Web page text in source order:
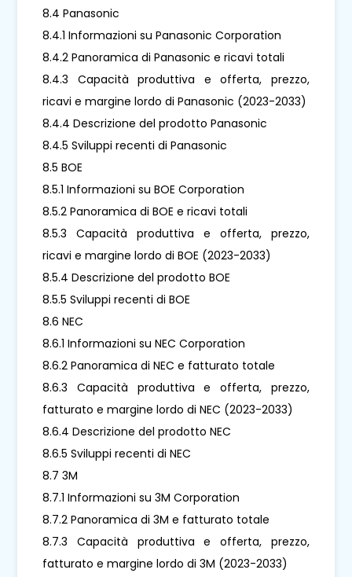
8.4 Panasonic
8.4.1 Informazioni su Panasonic Corporation
8.4.2 Panoramica di Panasonic e ricavi totali
8.4.3 Capacità produttiva e offerta, prezzo,
ricavi e margine lordo di Panasonic (2023-2033)
8.4.4 Descrizione del prodotto Panasonic
8.4.5 Sviluppi recenti di Panasonic
8.5 BOE
8.5.1 Informazioni su BOE Corporation
8.5.2 Panoramica di BOE e ricavi totali
8.5.3 Capacità produttiva e offerta, prezzo,
ricavi e margine lordo di BOE (2023-2033)
8.5.4 Descrizione del prodotto BOE
8.5.5 Sviluppi recenti di BOE
8.6 NEC
8.6.1 Informazioni su NEC Corporation
8.6.2 Panoramica di NEC e fatturato totale
8.6.3 Capacità produttiva e offerta, prezzo,
fatturato e margine lordo di NEC (2023-2033)
8.6.4 Descrizione del prodotto NEC
8.6.5 Sviluppi recenti di NEC
8.7 3M
8.7.1 Informazioni su 3M Corporation
8.7.2 Panoramica di 3M e fatturato totale
8.7.3 Capacità produttiva e offerta, prezzo,
fatturato e margine lordo di 3M (2023-2033)